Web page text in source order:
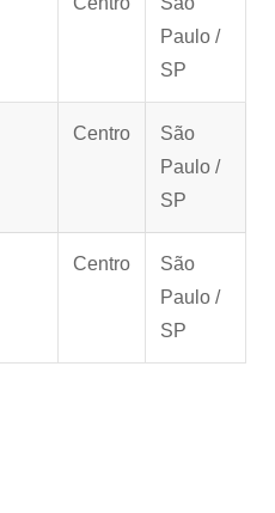
Paulo /
SP
Centro
São
Paulo /
SP
Centro
São
Paulo /
SP